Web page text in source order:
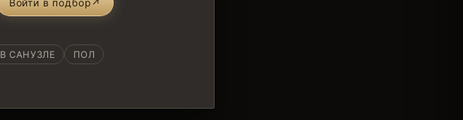
В САНУЗЛЕ ПОЛ